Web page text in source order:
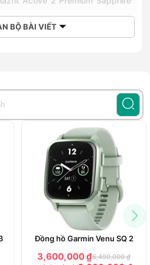
đồng hồ thông minh Amazfit
(dây da)là mẫu đồng hồ
kế sang trọng gồm viền thép
bền bỉ. Thiết bị sở hữu màn
độ phân giải 466x466 pixel.
thể thao, tích hợp tính năng nhận
rèn luyện cùng nhiều bộ môn đa
bơi lội, chèo thuyền, leo núi,....
đủ tính năng theo dõi sức khỏe
nồng độ oxy trong máu,.... Đồng
5.2 BLE, giúp tương thích với
cho thời lượng sử dụng lên
tục đến 21 giờ.
BỘ BÀI VIẾT
Đồng hồ Garmin Venu SQ 2
3,600,000 ₫6,490,000 ₫